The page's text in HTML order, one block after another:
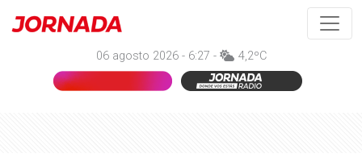
06 agosto 2026 - 6:27 - 4,2ºC